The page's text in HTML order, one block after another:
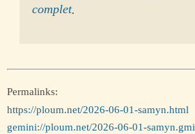
complet.
Permalinks:
https://ploum.net/2026-06-01-samyn.html
gemini://ploum.net/2026-06-01-samyn.gmi